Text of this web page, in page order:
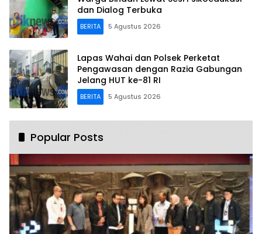
dan Dialog Terbuka
BERITA 5 Agustus 2026
Lapas Wahai dan Polsek Perketat
Pengawasan dengan Razia Gabungan
Jelang HUT ke-81 RI
BERITA 5 Agustus 2026
Popular Posts